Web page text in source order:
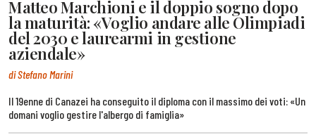
Matteo Marchioni e il doppio sogno dopo
la maturità: «Voglio andare alle Olimpiadi
del 2030 e laurearmi in gestione
aziendale»
di Stefano Marini
Il 19enne di Canazei ha conseguito il diploma con il massimo dei voti: «Un
domani voglio gestire l'albergo di famiglia»